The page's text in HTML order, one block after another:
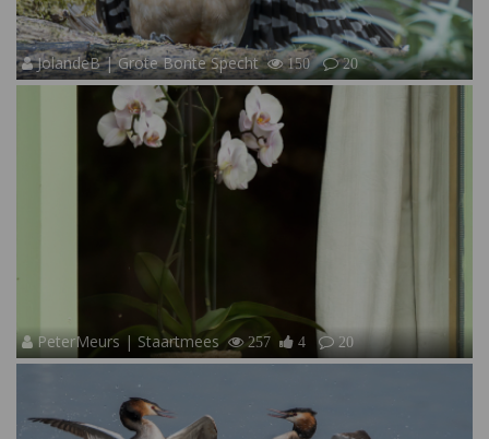
JolandeB | Grote Bonte Specht 150 20
PeterMeurs | Staartmees 257 4 20